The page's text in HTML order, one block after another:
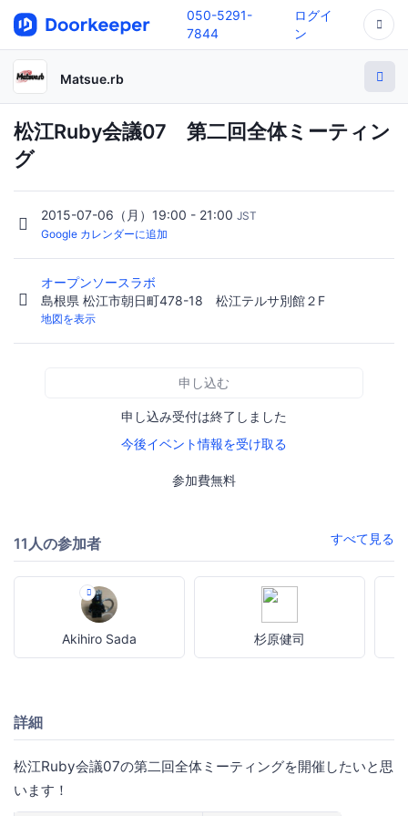
050-5291-
7844
ログイ
ン
Matsue.rb
松江Ruby会議07 第二回全体ミーティン
グ
2015-07-06（月）19:00 - 21:00 JST
Google カレンダーに追加
オープンソースラボ
島根県 松江市朝日町478-18 松江テルサ別館２F
地図を表示
申し込む
申し込み受付は終了しました
今後イベント情報を受け取る
参加費無料
11人の参加者 すべて見る
Akihiro Sada 杉原健司
詳細
松江Ruby会議07の第二回全体ミーティングを開催したいと思
います！